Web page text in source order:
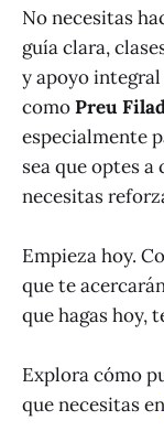
No necesitas
guía clara,
y apoyo
comoPreu
especialmente
sea que optes a
necesitas
Empieza hoy.
que te
que hagas hoy,
Explora cómo
que necesitas en